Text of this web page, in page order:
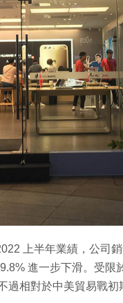
上半年業績，公司
進一步下滑。受限
過相對於中美貿易戰